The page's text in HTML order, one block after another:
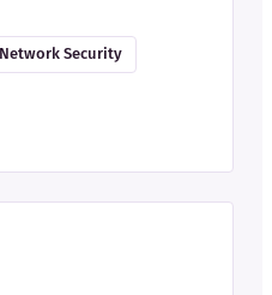
Network Security